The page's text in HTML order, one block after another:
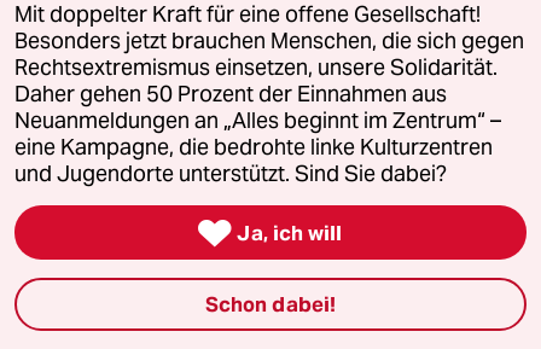
Mehr taz Angebote
Reisen
Kantine
Anzeigen
Mit doppelter Kraft für eine offene Gesellschaft!
Besonders jetzt brauchen Menschen, die sich gegen
Rechtsextremismus einsetzen, unsere Solidarität.
Daher gehen 50 Prozent der Einnahmen aus
Neuanmeldungen an „Alles beginnt im Zentrum“ –
eine Kampagne, die bedrohte linke Kulturzentren
und Jugendorte unterstützt. Sind Sie dabei?
 Ja, ich will
Schon dabei!